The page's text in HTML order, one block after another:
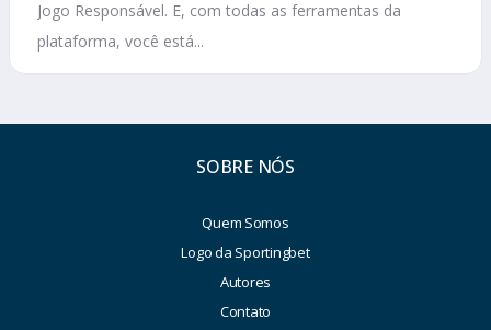
Jogo Responsável. E, com todas as ferramentas da
plataforma, você está...
SOBRE NÓS
Quem Somos
Logo da Sportingbet
Autores
Contato